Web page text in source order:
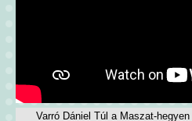
Varró Dániel Túl a Maszat-